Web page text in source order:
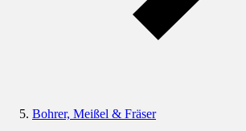
Bohrer, Meißel & Fräser